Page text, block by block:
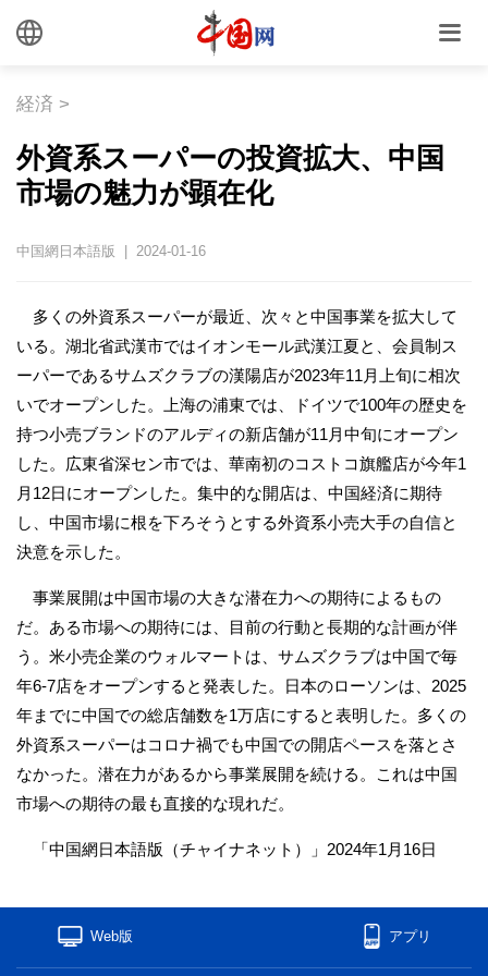
経済 >
外資系スーパーの投資拡大、中国
市場の魅力が顕在化
中国網日本語版 | 2024-01-16
多くの外資系スーパーが最近、次々と中国事業を拡大して
いる。湖北省武漢市ではイオンモール武漢江夏と、会員制ス
ーパーであるサムズクラブの漢陽店が2023年11月上旬に相次
いでオープンした。上海の浦東では、ドイツで100年の歴史を
持つ小売ブランドのアルディの新店舗が11月中旬にオープン
した。広東省深セン市では、華南初のコストコ旗艦店が今年1
月12日にオープンした。集中的な開店は、中国経済に期待
し、中国市場に根を下ろそうとする外資系小売大手の自信と
決意を示した。
事業展開は中国市場の大きな潜在力への期待によるもの
だ。ある市場への期待には、目前の行動と長期的な計画が伴
う。米小売企業のウォルマートは、サムズクラブは中国で毎
年6-7店をオープンすると発表した。日本のローソンは、2025
年までに中国での総店舗数を1万店にすると表明した。多くの
外資系スーパーはコロナ禍でも中国での開店ペースを落とさ
なかった。潜在力があるから事業展開を続ける。これは中国
市場への期待の最も直接的な現れだ。
「中国網日本語版（チャイナネット）」2024年1月16日
Web版 アプリ